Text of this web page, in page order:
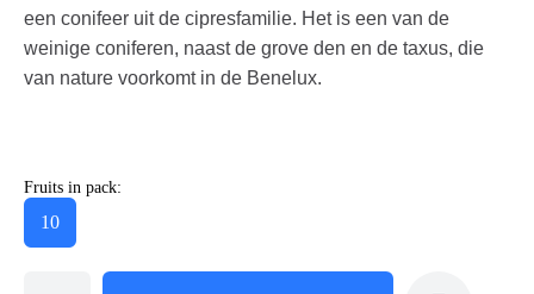
een conifeer uit de cipresfamilie. Het is een van de
weinige coniferen, naast de grove den en de taxus, die
van nature voorkomt in de Benelux.
Fruits in pack:
10